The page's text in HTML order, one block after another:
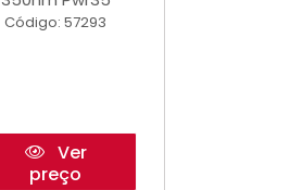
Código: 57293
Ver
preço